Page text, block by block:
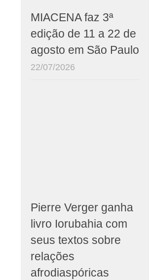
MIACENA faz 3ª
edição de 11 a 22 de
agosto em São Paulo
22/07/2026
Pierre Verger ganha
livro Iorubahia com
seus textos sobre
relações
afrodiaspóricas